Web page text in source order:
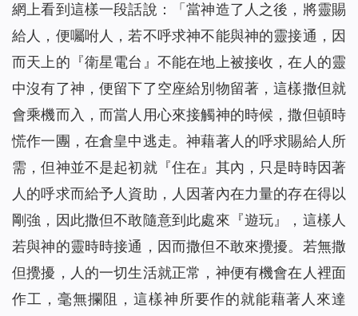
網上看到這樣一段話說：「當神造了人之後，將靈賜
給人，便囑咐人，若不呼求神不能與神的靈接通，因
而天上的『衛星電台』不能在地上被接收，在人的靈
中沒有了神，便留下了空座給別物留著，這樣撒但就
會乘機而入，而當人用心來接觸神的時候，撒但頓時
慌作一團，在倉皇中逃走。神藉著人的呼求賜給人所
需，但神並不是起初就『住在』其內，只是時時因著
人的呼求而給予人資助，人因著內在力量的存在得以
剛強，因此撒但不敢隨意到此處來『遊玩』，這樣人
若與神的靈時時接通，因而撒但不敢來攪擾。若無撒
但攪擾，人的一切生活就正常，神便有機會在人裡面
作工，毫無攔阻，這樣神所要作的就能藉著人來達